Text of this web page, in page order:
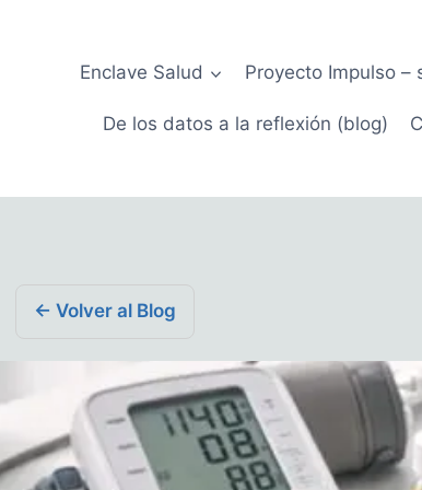
Enclave Salud Proyecto Impulso –
De los datos a la reflexión (blog)
← Volver al Blog